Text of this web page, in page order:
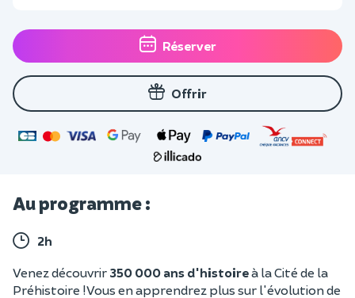
Réserver
Offrir
Au programme :
2h
Venez découvrir 350 000 ans d'histoireà la Cité de la
Préhistoire ! Vous en apprendrez plus sur l'évolution de